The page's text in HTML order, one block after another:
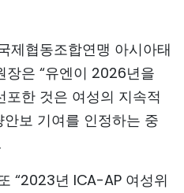
제협동조합연맹 아시아태
장은 “유엔이 2026년을
포한 것은 여성의 지속적
보 기여를 인정하는 중
“2023년 ICA-AP 여성위